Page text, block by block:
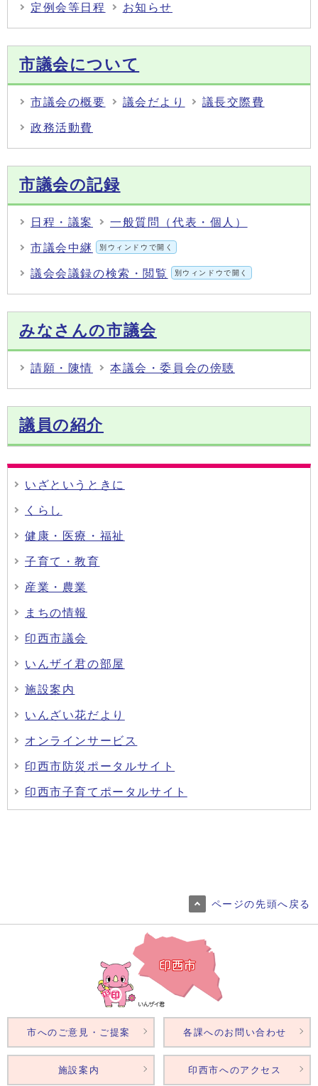
定例会等日程 お知らせ
市議会について
市議会の概要 議会だより 議長交際費
政務活動費
市議会の記録
日程・議案 一般質問（代表・個人）
市議会中継 別ウィンドウで開く
議会会議録の検索・閲覧 別ウィンドウで開く
みなさんの市議会
請願・陳情 本議会・委員会の傍聴
議員の紹介
いざというときに
くらし
健康・医療・福祉
子育て・教育
産業・農業
まちの情報
印西市議会
いんザイ君の部屋
施設案内
いんざい花だより
オンラインサービス
印西市防災ポータルサイト
印西市子育てポータルサイト
ページの先頭へ戻る
市へのご意見・ご提案 各課へのお問い合わせ
施設案内 印西市へのアクセス